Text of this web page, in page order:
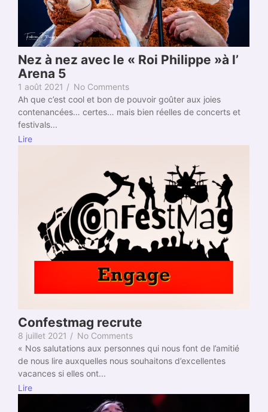
Nez à nez avec le « Roi Philippe »à l’
Arena 5
1 août 2021 / No Comments
Ah que c’est cool et bon de pouvoir goûter aux joies
contenancées… certes… mais bien réelles de concerts et
festivals...
Lire
Confestmag recrute
8 juillet 2021 / No Comments
« Nos salutations aux personnes qui nous font de l’amitié
de nous lire auxquelles nous souhaitons d’excellentes
vacances si elles ont...
Lire